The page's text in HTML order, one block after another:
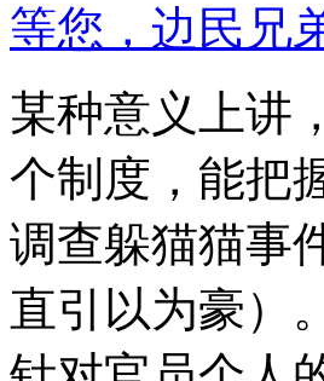
等您，边民兄
某种意义上讲
个制度，能把
调查躲猫猫事
直引以为豪）